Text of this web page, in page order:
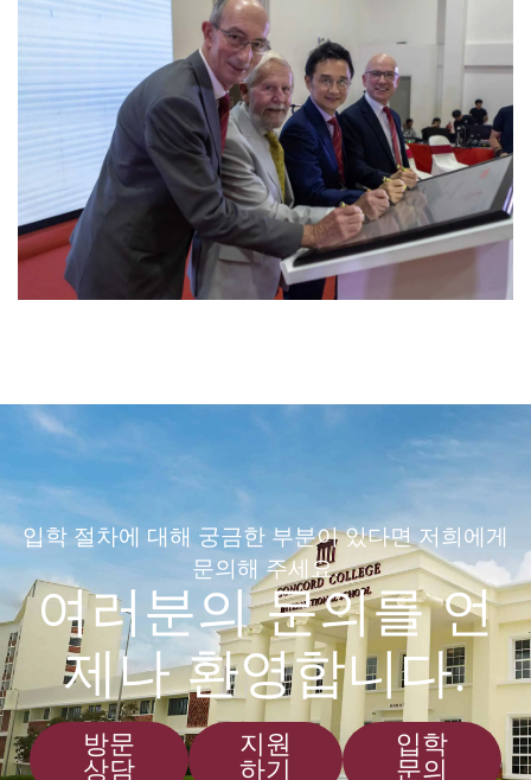
입학 절차에 대해 궁금한 부분이 있다면 저희에게
문의해 주세요.
여러분의 문의를 언
제나 환영합니다.
방문
상담
지원
하기
입학
문의